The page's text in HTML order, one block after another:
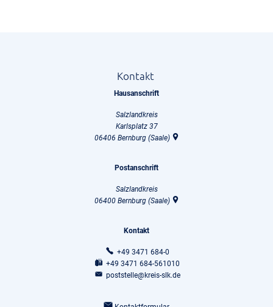
Kontakt
Hausanschrift
Salzlandkreis
Karlsplatz 37
06406 Bernburg (Saale)
Postanschrift
Salzlandkreis
06400 Bernburg (Saale)
Kontakt
+49 3471 684-0
+49 3471 684-561010
poststelle@kreis-slk.de